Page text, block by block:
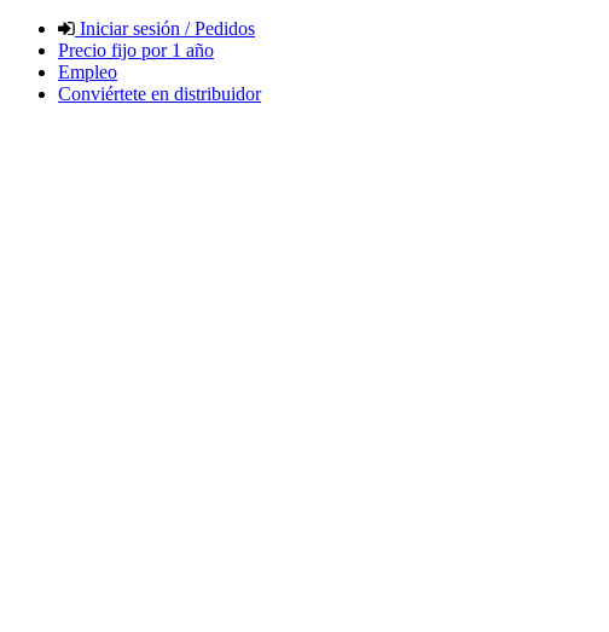
Iniciar sesión / Pedidos
Precio fijo por 1 año
Empleo
Conviértete en distribuidor